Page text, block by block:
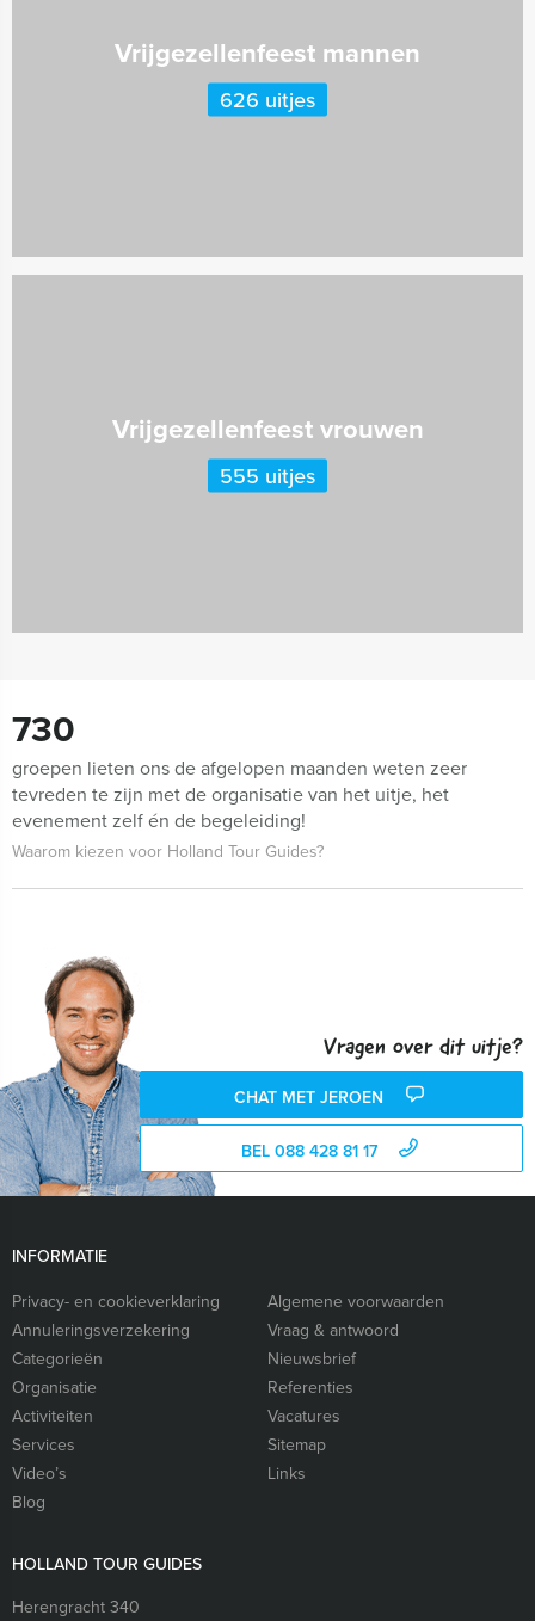
Vrijgezellenfeest mannen
626 uitjes
Vrijgezellenfeest vrouwen
555 uitjes
730
groepen lieten ons de afgelopen maanden weten zeer
tevreden te zijn met de organisatie van het uitje, het
evenement zelf én de begeleiding!
Waarom kiezen voor Holland Tour Guides?
Vragen over dit uitje?
CHAT MET JEROEN
BEL 088 428 81 17
INFORMATIE
Privacy- en cookieverklaring
Algemene voorwaarden
Annuleringsverzekering
Vraag & antwoord
Categorieën
Nieuwsbrief
Organisatie
Referenties
Activiteiten
Vacatures
Services
Sitemap
Video’s
Links
Blog
HOLLAND TOUR GUIDES
Herengracht 340